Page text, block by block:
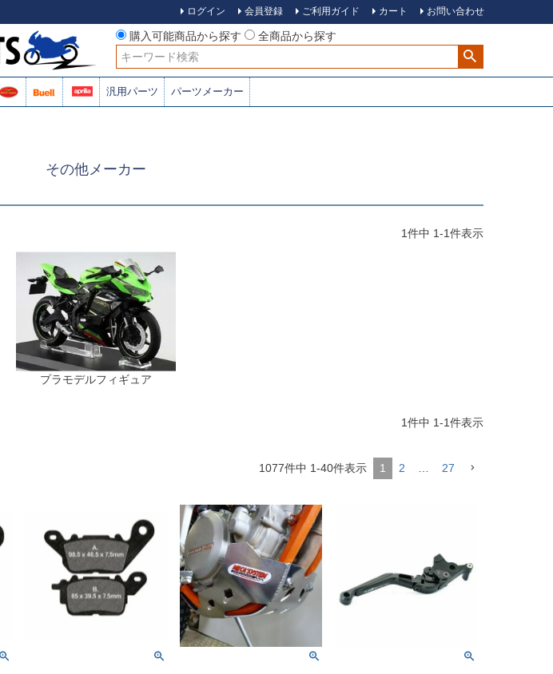
ログイン 会員登録 ご利用ガイド カート お問い合わせ
購入可能商品から探す
全商品から探す
検索
汎用パーツ パーツメーカー
その他メーカー
1件中 1-1件表示
プラモデルフィギュア
1件中 1-1件表示
1077件中 1-40件表示 1 2 27